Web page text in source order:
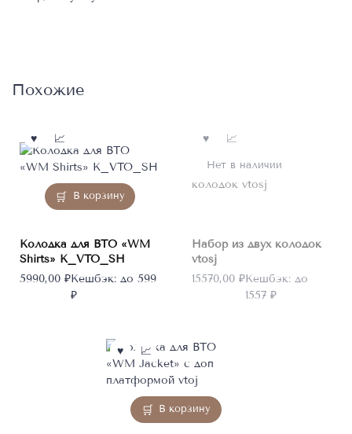
Похожие
В корзину
Колодка для ВТО «WM
Shirts» K_VTO_SH
5990,00 ₽Кешбэк: до 599
₽
Нет в наличии
Набор из двух колодок
vtosj
15570,00 ₽Кешбэк: до
1557 ₽
В корзину